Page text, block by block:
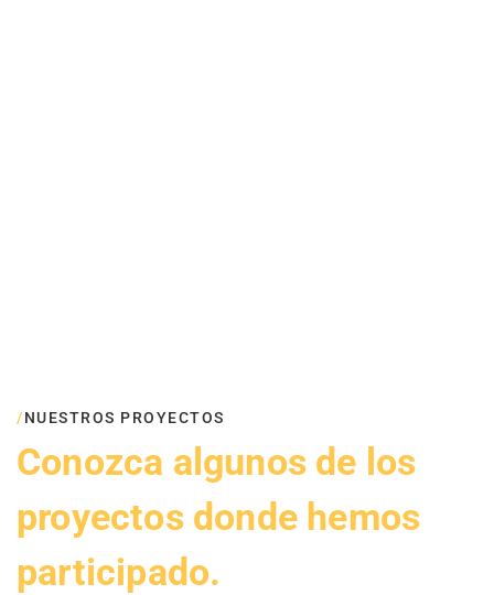
/NUESTROS PROYECTOS
Conozca algunos de los
proyectos donde hemos
participado.